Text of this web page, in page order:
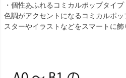
・個性あふれるコミカルポップタイプ
色調がアクセントになるコミカルポ
スターやイラストなどをスマートに飾